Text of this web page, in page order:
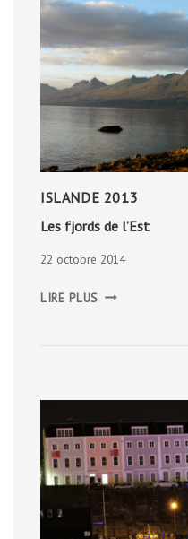
ISLANDE 2013
Les fjords de l’Est
22 octobre 2014
LIRE PLUS FJORDS